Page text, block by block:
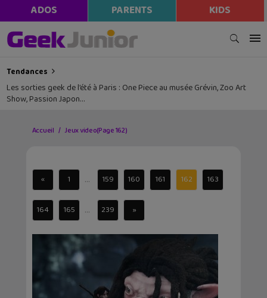
ADOS PARENTS KIDS
Tendances
Les sorties geek de l’été à Paris : One Piece au musée Grévin, Zoo Art
Show, Passion Japon…
Accueil Jeux video(Page 162)
« 1 ... 159 160 161 162 163
164 165 ... 239 »